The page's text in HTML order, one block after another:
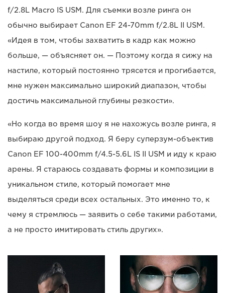
f/2.8L Macro IS USM. Для съемки возле ринга он
обычно выбирает Canon EF 24-70mm f/2.8L II USM.
«Идея в том, чтобы захватить в кадр как можно
больше, — объясняет он. — Поэтому когда я сижу на
настиле, который постоянно трясется и прогибается,
мне нужен максимально широкий диапазон, чтобы
достичь максимальной глубины резкости».
«Но когда во время шоу я не нахожусь возле ринга, я
выбираю другой подход. Я беру суперзум-объектив
Canon EF 100-400mm f/4.5-5.6L IS II USM и иду к краю
арены. Я стараюсь создавать формы и композиции в
уникальном стиле, который помогает мне
выделяться среди всех остальных. Это именно то, к
чему я стремлюсь — заявить о себе такими работами,
а не просто имитировать стиль других».